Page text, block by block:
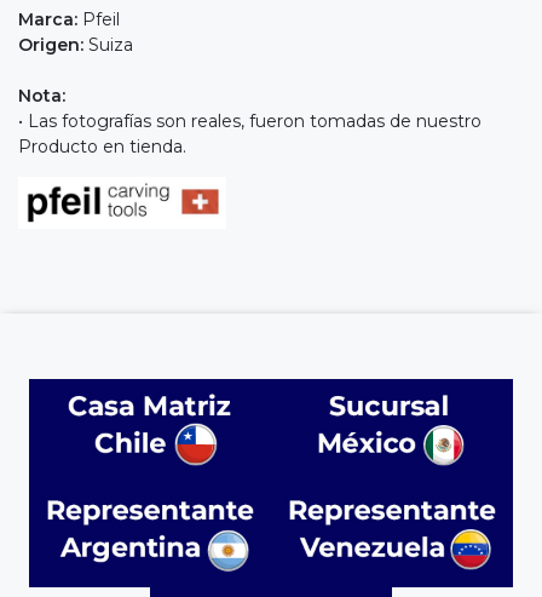
Marca: Pfeil
Origen: Suiza
Nota:
• Las fotografías son reales, fueron tomadas de nuestro
Producto en tienda.